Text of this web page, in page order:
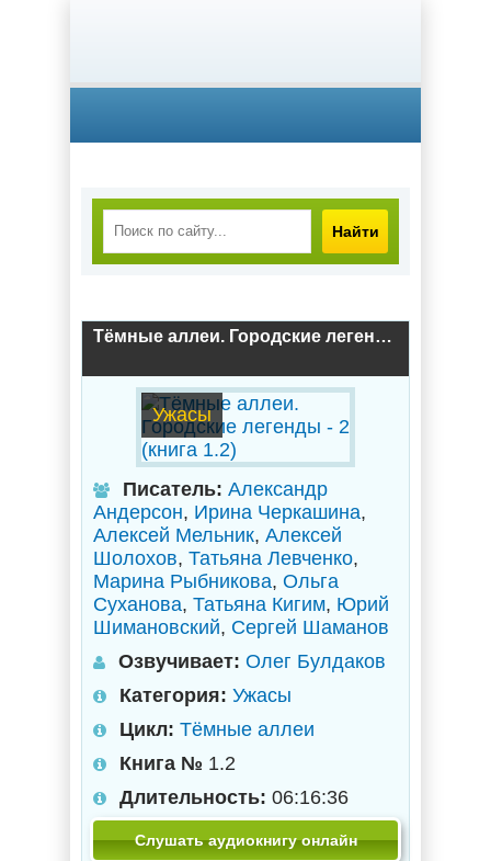
Найти
Тёмные аллеи. Городские легенды - 2 (книга 1.2)
Ужасы
Писатель: Александр
Андерсон, Ирина Черкашина,
Алексей Мельник, Алексей
Шолохов, Татьяна Левченко,
Марина Рыбникова, Ольга
Суханова, Татьяна Кигим, Юрий
Шимановский, Сергей Шаманов
Озвучивает: Олег Булдаков
Категория: Ужасы
Цикл: Тёмные аллеи
Книга № 1.2
Длительность: 06:16:36
Слушать аудиокнигу онлайн